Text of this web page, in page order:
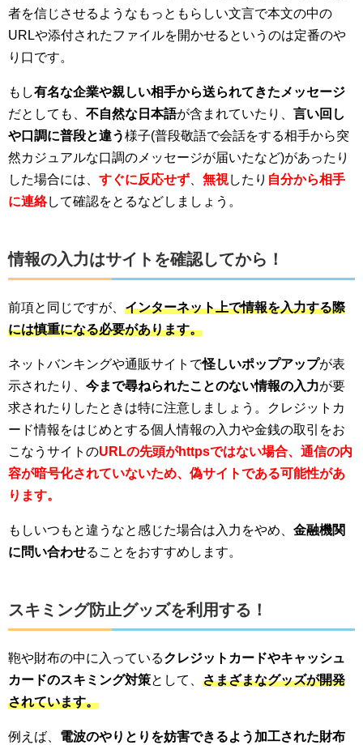
者を信じさせるようなもっともらしい文言で本文の中の
URLや添付されたファイルを開かせるというのは定番のや
り口です。
もし有名な企業や親しい相手から送られてきたメッセージ
だとしても、 不自然な日本語が含まれていたり、 言い回し
や口調に普段と違う様子(普段敬語で会話をする相手から突
然カジュアルな口調のメッセージが届いたなど)があったり
した場合には、 すぐに反応せず 無視したり 自分から相手
に連絡して確認をとるなどしましょう。
情報の入力はサイトを確認してから！
前項と同じですが、 インターネット上で情報を入力する際
には慎重になる必要があります。
ネットバンキングや通販サイトで怪しいポップアップが表
示されたり、 今まで尋ねられたことのない情報の入力が要
求されたりしたときは特に注意しましょう。クレジットカ
ード情報をはじめとする個人情報の入力や金銭の取引をお
こなうサイトのURLの先頭がhttpsではない場合、通信の内
容が暗号化されていないため、偽サイトである可能性があ
ります。
もしいつもと違うなと感じた場合は入力をやめ、 金融機関
に問い合わせることをおすすめします。
スキミング防止グッズを利用する！
鞄や財布の中に入っているクレジットカードやキャッシュ
カードのスキミング対策として、 さまざまなグッズが開発
されています。
例えば、 電波のやりとりを妨害できるよう加工された財布